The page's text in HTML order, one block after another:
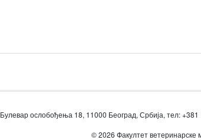
Булевар ослобођења 18, 11000 Београд, Србија, тел:
© 2026 Факултет ветеринарске